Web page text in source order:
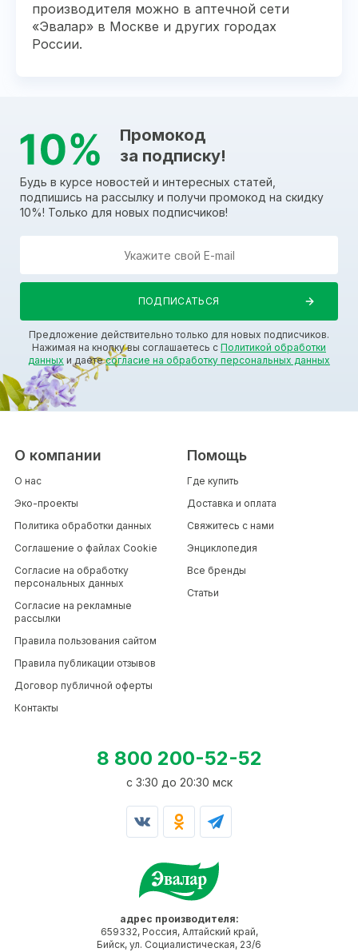
производителя можно в аптечной сети
«Эвалар» в Москве и других городах
России.
Промокод
за подписку!
Будь в курсе новостей и интересных статей,
подпишись на рассылку и получи промокод на скидку
10%! Только для новых подписчиков!
Предложение действительно только для новых подписчиков.
Нажимая на кнопку вы соглашаетесь с Политикой обработки
данных и даетесогласие на обработку персональных данных
адрес производителя:
659332, Россия, Алтайский край,
Бийск, ул. Социалистическая, 23/6
О компании
О нас
Эко-проекты
Политика обработки данных
Соглашение о файлах Cookie
Согласие на обработку
персональных данных
Согласие на рекламные
рассылки
Правила пользования сайтом
Правила публикации отзывов
Договор публичной оферты
Контакты
Помощь
Где купить
Доставка и оплата
Свяжитесь с нами
Энциклопедия
Все бренды
Статьи
8 800 200-52-52
c 3:30 до 20:30 мск